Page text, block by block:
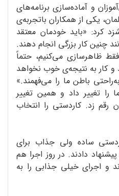
و آماده‌سازی برنامه‌های
یکی از همکاران باتجربه‌ی
کرد: «باید خودمان معتقد
چنین کار بزرگی انجام دهند.
ظاهرسازی می‌کنیم، حتماً
کار به نتیجه‌ی خوب نخواهد
باطن ما را می‌فهمند.»
را تغییر داد و همین تغییر
رقم زد. کاردستی را انتخاب
ساده ولی جذاب برای
دادند. در روز اجرا هم
و اجرای خیلی جذابی را به